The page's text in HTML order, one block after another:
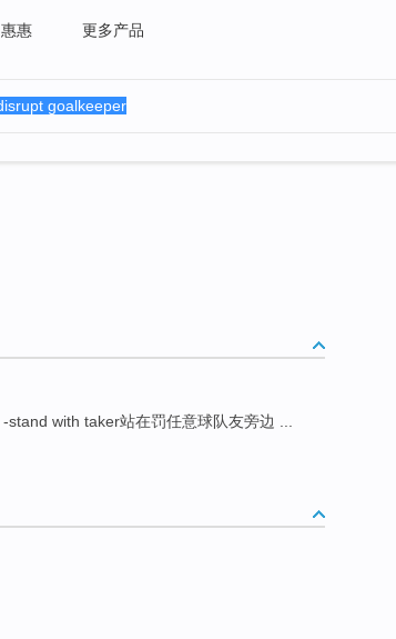
惠惠 更多产品
-stand with taker站在罚任意球队友旁边 ...